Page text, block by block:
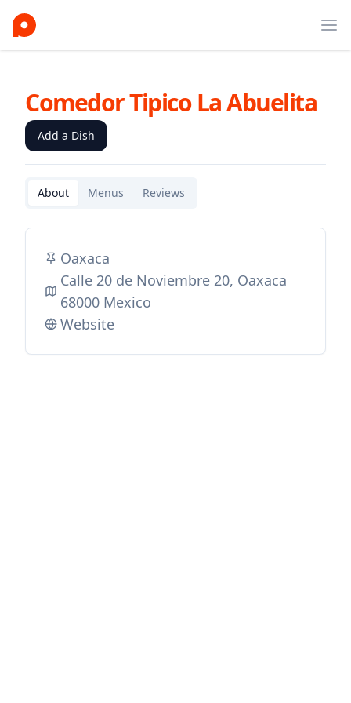
Comedor Tipico La Abuelita
Add a Dish
About Menus Reviews
Oaxaca
Calle 20 de Noviembre 20, Oaxaca
68000 Mexico
Website